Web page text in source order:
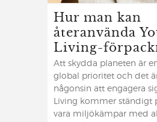
Hur man kan
återanvända
Living-
Att skydda planeten är
global prioritet och det
någonsin att engagera
Living kommer ständigt
vara miljökämpar med